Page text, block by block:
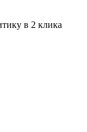
в 2 клика